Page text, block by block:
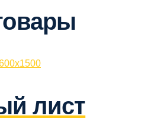
лист